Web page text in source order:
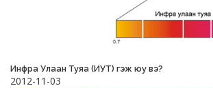
Инфра Улаан Туяа (ИУТ) гэж юу вэ?
2012-11-03